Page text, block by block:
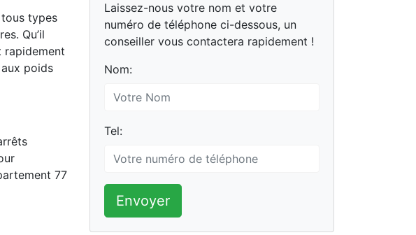
types
Qu’il
rapidement
poids
77
Laissez-nous votre nom et votre
numéro de téléphone ci-dessous, un
conseiller vous contactera rapidement !
Nom:
Tel:
Envoyer